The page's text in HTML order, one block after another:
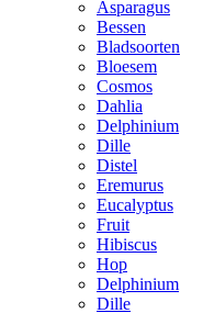
Asparagus
Bessen
Bladsoorten
Bloesem
Cosmos
Dahlia
Delphinium
Dille
Distel
Eremurus
Eucalyptus
Fruit
Hibiscus
Hop
Delphinium
Dille